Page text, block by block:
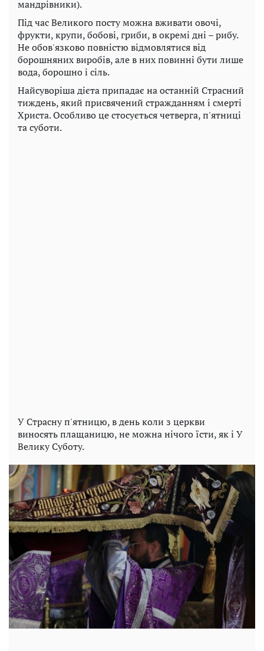
мандрівники).
Під час Великого посту можна вживати овочі,
фрукти, крупи, бобові, гриби, в окремі дні – рибу.
Не обов'язково повністю відмовлятися від
борошняних виробів, але в них повинні бути лише
вода, борошно і сіль.
Найсуворіша дієта припадає на останній Страсний
тиждень, який присвячений стражданням і смерті
Христа. Особливо це стосується четверга, п'ятниці
та суботи.
У Страсну п'ятницю, в день коли з церкви
виносять плащаницю, не можна нічого їсти, як і У
Велику Суботу.